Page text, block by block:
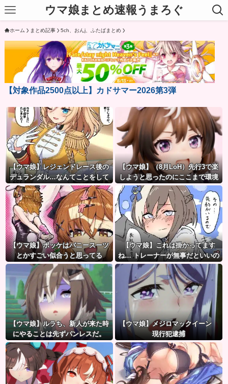
ウマ娘まとめ速報うまろぐ
ホーム まとめ記事 5ch、おんj、ふたばまとめ
【対象作品2500点以上】カドサマー2026第3弾
【ウマ娘】レジェンドレース後の
デュランダル…なんてことをして
くれたんだ！？
【ウマ娘】（8月LoH）先行3で楽
しようと思ったのにここまで環境
が変わるとは思わなかったのだ…
【ウマ娘】ポッケはバニースーツ
とかすごい似合うと思ってる
【ウマ娘】これは掛かってます
ね… トレーナーが無事だといいの
ですが…
【ウマ娘】ルラち、新人が来た時
にやることは先ずパンレスだ。
【ウマ娘】メジロマックイーン
現行犯逮捕